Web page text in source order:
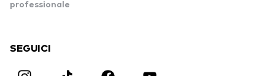
professionale
SEGUICI